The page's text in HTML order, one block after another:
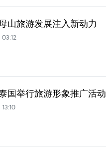
山旅游发展注入新动力
国举行旅游形象推广活动